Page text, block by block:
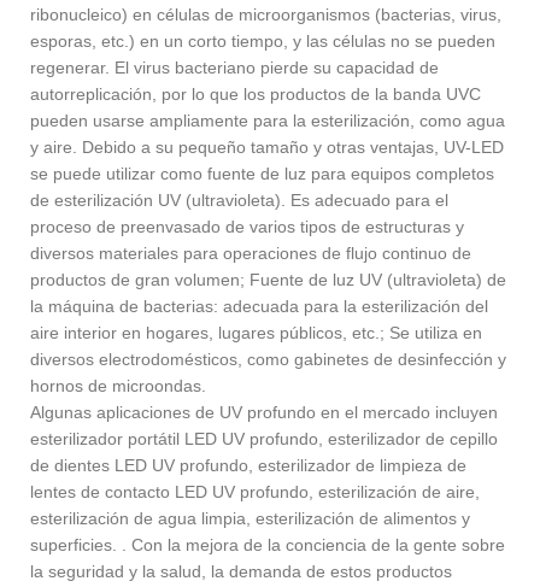
ribonucleico) en células de microorganismos (bacterias, virus,
esporas, etc.) en un corto tiempo, y las células no se pueden
regenerar. El virus bacteriano pierde su capacidad de
autorreplicación, por lo que los productos de la banda UVC
pueden usarse ampliamente para la esterilización, como agua
y aire. Debido a su pequeño tamaño y otras ventajas, UV-LED
se puede utilizar como fuente de luz para equipos completos
de esterilización UV (ultravioleta). Es adecuado para el
proceso de preenvasado de varios tipos de estructuras y
diversos materiales para operaciones de flujo continuo de
productos de gran volumen; Fuente de luz UV (ultravioleta) de
la máquina de bacterias: adecuada para la esterilización del
aire interior en hogares, lugares públicos, etc.; Se utiliza en
diversos electrodomésticos, como gabinetes de desinfección y
hornos de microondas.
Algunas aplicaciones de UV profundo en el mercado incluyen
esterilizador portátil LED UV profundo, esterilizador de cepillo
de dientes LED UV profundo, esterilizador de limpieza de
lentes de contacto LED UV profundo, esterilización de aire,
esterilización de agua limpia, esterilización de alimentos y
superficies. . Con la mejora de la conciencia de la gente sobre
la seguridad y la salud, la demanda de estos productos